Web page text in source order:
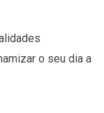
o seu dia a